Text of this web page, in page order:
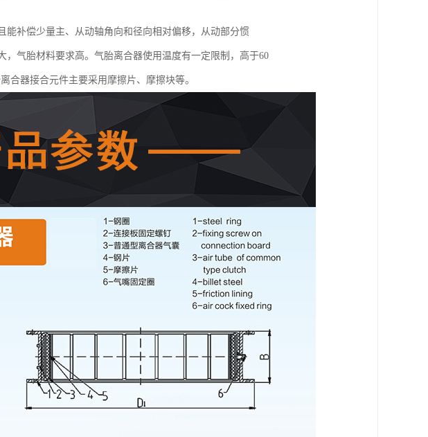
补偿少量主、从动轴角向和径向相对偏移，从动部分惯
气胎材料要求高。气胎离合器使用温度有一定限制，高于60
合器接合元件主要采用摩擦片、摩擦块等。